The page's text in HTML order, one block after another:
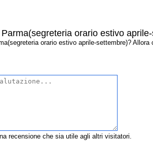
orario estivo
orario estivo aprile-settembre)?
recensione che sia utile agli altri visitatori.